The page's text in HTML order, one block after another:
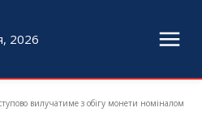
2026
вилучатиме з обігу монети номіналом